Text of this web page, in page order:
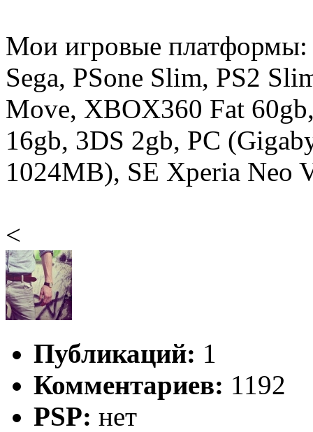
Мои игровые платформы:
Sega, PSone Slim, PS2
Move, XBOX360 Fat
16gb, 3DS 2gb, PC
1024MB), SE Xperia Neo
<
Публикаций: 1
Комментариев: 1192
PSP: нет